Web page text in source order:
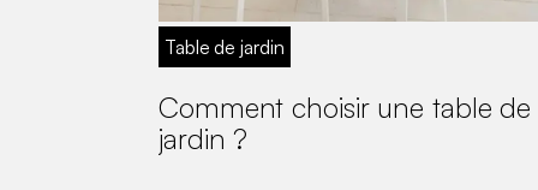
Table de jardin
Comment choisir une table de
jardin ?